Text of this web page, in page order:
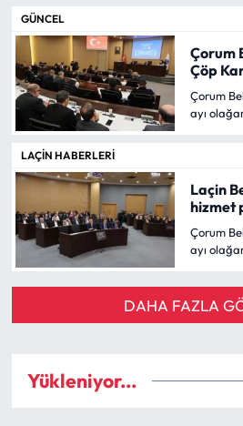
GÜNCEL
Çorum
Çöp
Çorum
ayı
LAÇIN HABERLERI
Laçin
hizmet
Çorum
ayı
DAHA FAZLA
Yükleniyor...